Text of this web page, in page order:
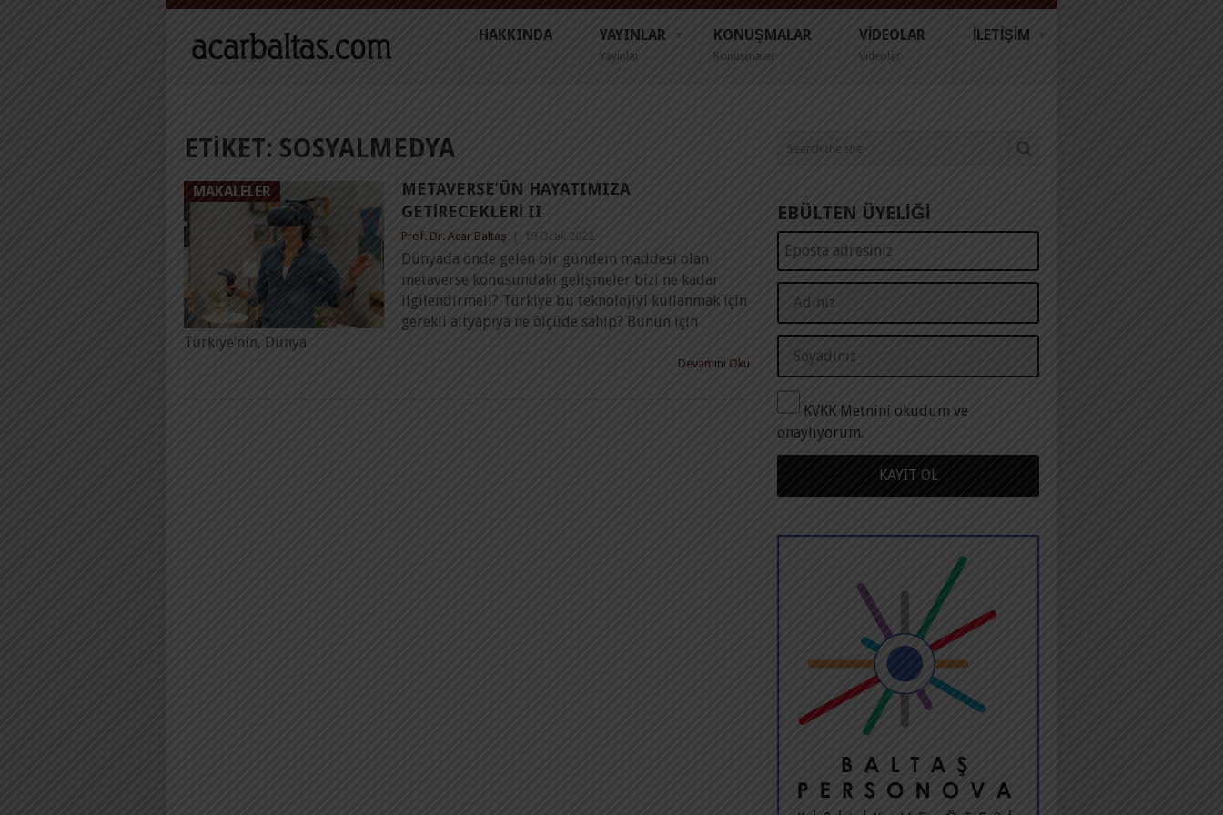
HAKKINDA YAYINLAR
Yayınlar
KONUŞMALAR
Konuşmalar
VIDEOLAR
Videolar
İLETIŞIM
ETIKET: SOSYALMEDYA
MAKALELER
METAVERSE’ÜN HAYATIMIZA
GETIRECEKLERI II
Prof. Dr. Acar Baltaş 19 Ocak 2022
Dünyada önde gelen bir gündem maddesi olan
metaverse konusundaki gelişmeler bizi ne kadar
ilgilendirmeli? Türkiye bu teknolojiyi kullanmak için
gerekli altyapıya ne ölçüde sahip? Bunun için
Türkiye’nin, Dünya
Devamını Oku
EBÜLTEN ÜYELİĞİ
KVKK Metnini okudum ve
onaylıyorum.